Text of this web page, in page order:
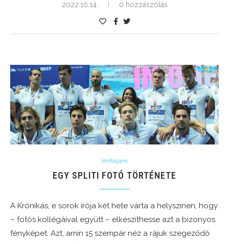
2022.10.14. 0 hozzászólás
Hírfolyam
EGY SPLITI FOTÓ TÖRTÉNETE
A Krónikás, e sorok írója két hete várta a helyszínen, hogy
– fotós kollégáival együtt – elkészíthesse azt a bizonyos
fényképet. Azt, amin 15 szempár néz a rájuk szegeződő